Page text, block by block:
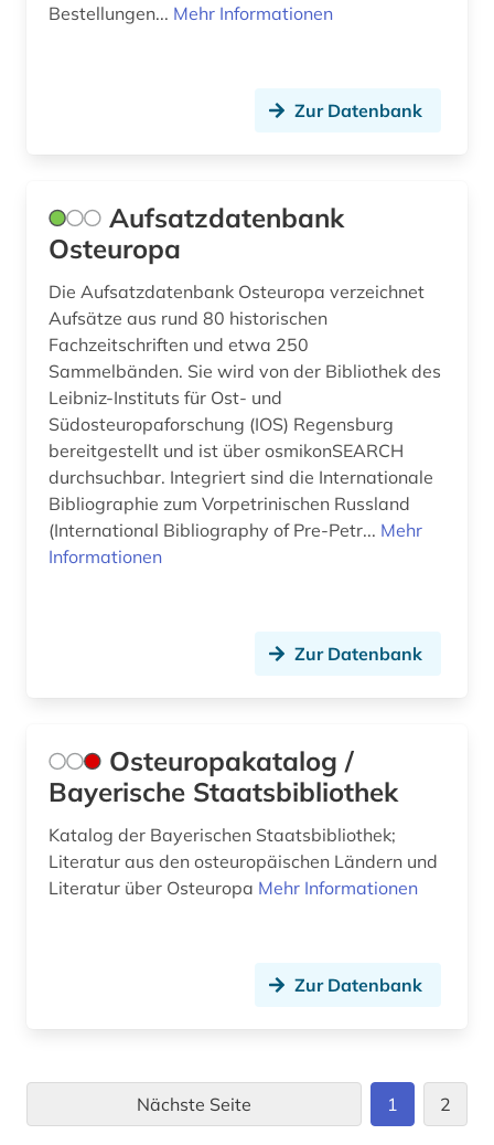
Bestellungen... Mehr Informationen
Zur Datenbank
Aufsatzdatenbank
Osteuropa
Die Aufsatzdatenbank Osteuropa verzeichnet
Aufsätze aus rund 80 historischen
Fachzeitschriften und etwa 250
Sammelbänden. Sie wird von der Bibliothek des
Leibniz-Instituts für Ost- und
Südosteuropaforschung (IOS) Regensburg
bereitgestellt und ist über osmikonSEARCH
durchsuchbar. Integriert sind die Internationale
Bibliographie zum Vorpetrinischen Russland
(International Bibliography of Pre-Petr... Mehr
Informationen
Zur Datenbank
Osteuropakatalog /
Bayerische Staatsbibliothek
Katalog der Bayerischen Staatsbibliothek;
Literatur aus den osteuropäischen Ländern und
Literatur über Osteuropa Mehr Informationen
Zur Datenbank
Nächste Seite 1 2